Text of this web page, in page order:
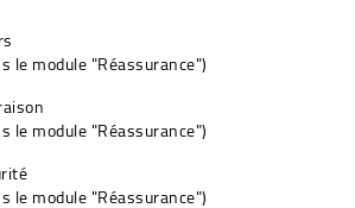
le module "Réassurance")
le module "Réassurance")
le module "Réassurance")